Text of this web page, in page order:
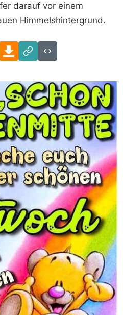
darauf vor einem
Himmelshintergrund.
WhatsAppDownload
Link
Code